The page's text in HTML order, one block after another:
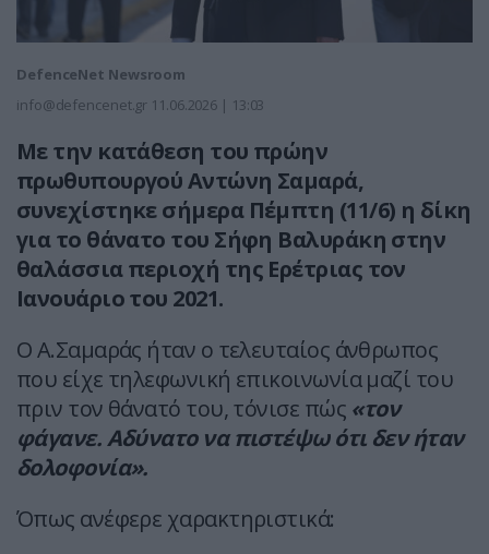
DefenceNet Newsroom
info@defencenet.gr 11.06.2026 | 13:03
Με την κατάθεση του πρώην
πρωθυπουργού Αντώνη Σαμαρά,
συνεχίστηκε σήμερα Πέμπτη (11/6) η δίκη
για το θάνατο του Σήφη Βαλυράκη στην
θαλάσσια περιοχή της Ερέτριας τον
Ιανουάριο του 2021.
Ο Α.Σαμαράς ήταν ο τελευταίος άνθρωπος
που είχε τηλεφωνική επικοινωνία μαζί του
πριν τον θάνατό του, τόνισε πώς «τον
φάγανε. Αδύνατο να πιστέψω ότι δεν ήταν
δολοφονία».
Όπως ανέφερε χαρακτηριστικά: